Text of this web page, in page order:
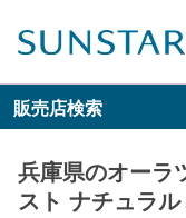
販売店検索
兵庫県のオーラ
スト ナチュラ